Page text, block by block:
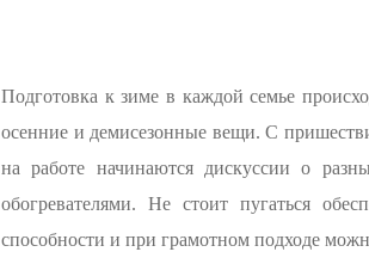
Подготовка к зиме в каждой семье
осенние и демисезонные вещи. С
на работе начинаются дискуссии о
обогревателями. Не стоит пугаться
способности и при грамотном подходе